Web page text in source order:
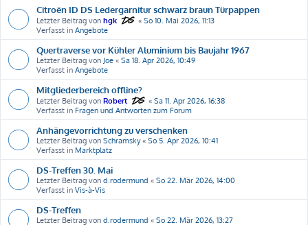
Citroën ID DS Ledergarnitur schwarz braun Türpappen
Letzter Beitrag von hgk « So 10. Mai 2026, 11:13
Verfasst in Angebote
Quertraverse vor Kühler Aluminium bis Baujahr 1967
Letzter Beitrag von Joe « Sa 18. Apr 2026, 10:49
Verfasst in Angebote
Mitgliederbereich offline?
Letzter Beitrag von Robert « Sa 11. Apr 2026, 16:38
Verfasst in Fragen und Antworten zum Forum
Anhängevorrichtung zu verschenken
Letzter Beitrag von Schramsky« So 5. Apr 2026, 10:41
Verfasst in Marktplatz
DS-Treffen 30. Mai
Letzter Beitrag von d.rodermund « So 22. Mär 2026, 14:00
Verfasst in Vis-à-Vis
DS-Treffen
Letzter Beitrag von d.rodermund « So 22. Mär 2026, 13:27